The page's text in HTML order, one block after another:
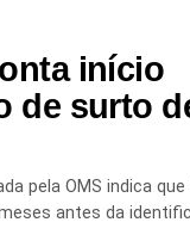
alvo poderá
contempla
idade,
orientação das
tem como
do vírus e
pessoas
início
de surto
pela OMS indica
antes da